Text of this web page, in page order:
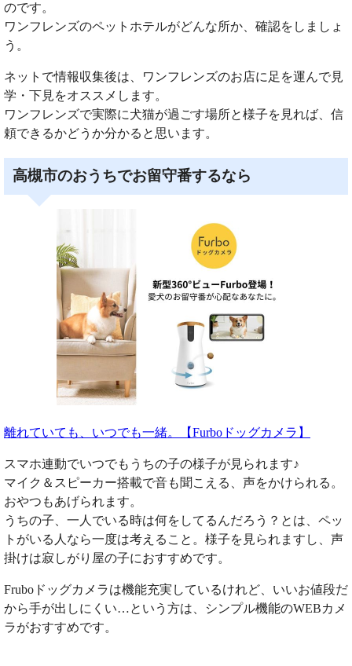
のです。
ワンフレンズのペットホテルがどんな所か、確認をしましょ
う。
ネットで情報収集後は、ワンフレンズのお店に足を運んで見
学・下見をオススメします。
ワンフレンズで実際に犬猫が過ごす場所と様子を見れば、信
頼できるかどうか分かると思います。
高槻市のおうちでお留守番するなら
離れていても、いつでも一緒。【Furboドッグカメラ】
スマホ連動でいつでもうちの子の様子が見られます♪
マイク＆スピーカー搭載で音も聞こえる、声をかけられる。
おやつもあげられます。
うちの子、一人でいる時は何をしてるんだろう？とは、ペッ
トがいる人なら一度は考えること。様子を見られますし、声
掛けは寂しがり屋の子におすすめです。
Fruboドッグカメラは機能充実しているけれど、いいお値段だ
から手が出しにくい…という方は、シンプル機能のWEBカメ
ラがおすすめです。